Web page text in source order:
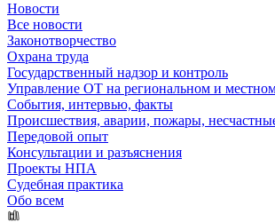
Новости
Все новости
Законотворчество
Охрана труда
Государственный надзор и контроль
Управление ОТ на региональном и
События, интервью, факты
Происшествия, аварии, пожары,
Передовой опыт
Консультации и разъяснения
Проекты НПА
Судебная практика
Обо всем